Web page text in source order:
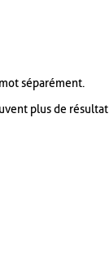
séparément.
plus de résultat